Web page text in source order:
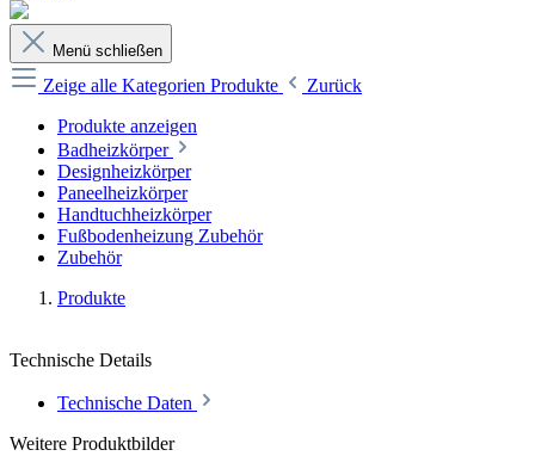
Menü schließen
Zeige alle Kategorien Produkte
Zurück
Produkte anzeigen
Badheizkörper
Designheizkörper
Paneelheizkörper
Handtuchheizkörper
Fußbodenheizung Zubehör
Zubehör
Produkte
Technische Details
Technische Daten
Weitere Produktbilder